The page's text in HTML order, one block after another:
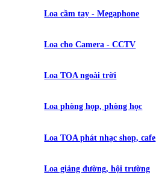
Loa cầm tay - Megaphone
Loa cho Camera - CCTV
Loa TOA ngoài trời
Loa phòng họp, phòng học
Loa TOA phát nhạc shop, cafe
Loa giảng đường, hội trường